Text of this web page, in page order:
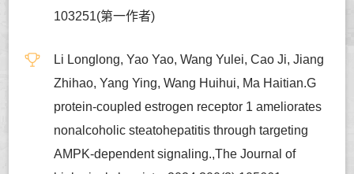
103251(第一作者)
Li Longlong, Yao Yao, Wang Yulei, Cao Ji, Jiang
Zhihao, Yang Ying, Wang Huihui, Ma Haitian.G
protein-coupled estrogen receptor 1 ameliorates
nonalcoholic steatohepatitis through targeting
AMPK-dependent signaling.,The Journal of